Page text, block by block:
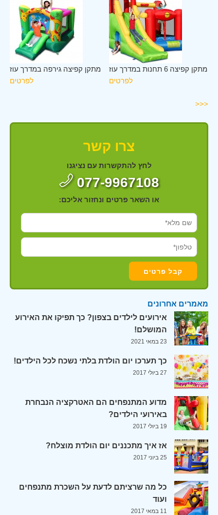
מתקן קפיצה גירפה במדרך עוז
לפרטים
מתקן קפיצה 6 תחנות במדרך עוז
לפרטים
<<<
צרו קשר
לחץ להתקשרות עם נציגנו
077-9967108
או השאר פרטים ונחזור אליכם:
מאמרים אחרונים
אירועים לילדים בצפון? כך תפיקו את האירוע
המושלם!
23 במאי 2021
כך תערכו יום הולדת בלתי נשכח לכל הילדים!
27 ביולי 2017
מדוע המתנפחים הם האטרקציה הנבחרת
באירועי הילדים?
19 ביולי 2017
אז איך מתכננים יום הולדת מוצלח?
25 ביוני 2017
כל מה שרציתם לדעת על השכרת מתנפחים
ועוד
11 במאי 2017